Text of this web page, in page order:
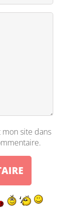
site dans